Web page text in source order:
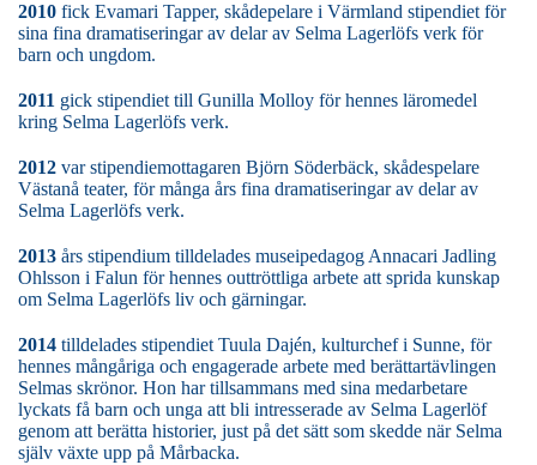
2010 fick Evamari Tapper, skådepelare i Värmland stipendiet för
sina fina dramatiseringar av delar av Selma Lagerlöfs verk för
barn och ungdom.
2011 gick stipendiet till Gunilla Molloy för hennes läromedel
kring Selma Lagerlöfs verk.
2012 var stipendiemottagaren Björn Söderbäck, skådespelare
Västanå teater, för många års fina dramatiseringar av delar av
Selma Lagerlöfs verk.
2013 års stipendium tilldelades museipedagog Annacari Jadling
Ohlsson i Falun för hennes outtröttliga arbete att sprida kunskap
om Selma Lagerlöfs liv och gärningar.
2014 tilldelades stipendiet Tuula Dajén, kulturchef i Sunne, för
hennes mångåriga och engagerade arbete med berättartävlingen
Selmas skrönor. Hon har tillsammans med sina medarbetare
lyckats få barn och unga att bli intresserade av Selma Lagerlöf
genom att berätta historier, just på det sätt som skedde när Selma
själv växte upp på Mårbacka.